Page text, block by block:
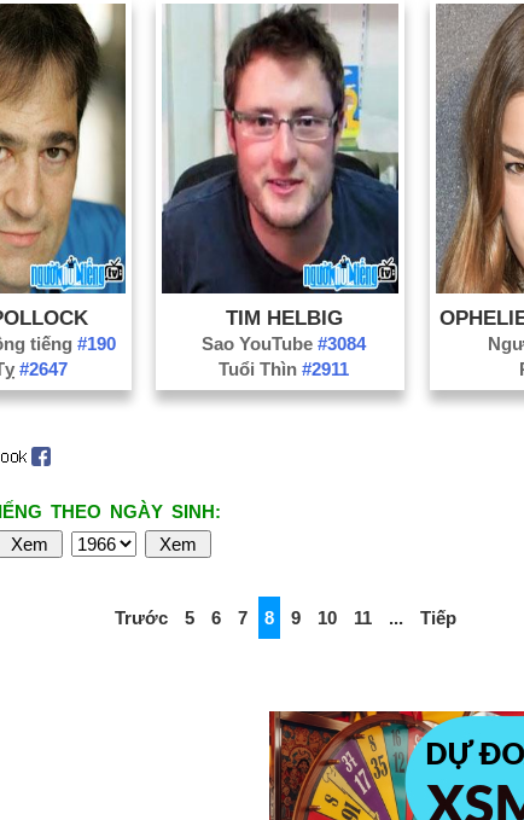
tiếng#190
#2647
TIM HELBIG
Sao YouTube#3084
Tuổi Thìn#2911
THEO NGÀY SINH:
Trước 5 6 7 8 9 10 11 ... Tiếp